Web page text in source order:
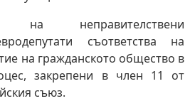
на неправителствени
съответства на
на гражданското общество в
закрепени в член 11 от
съюз.